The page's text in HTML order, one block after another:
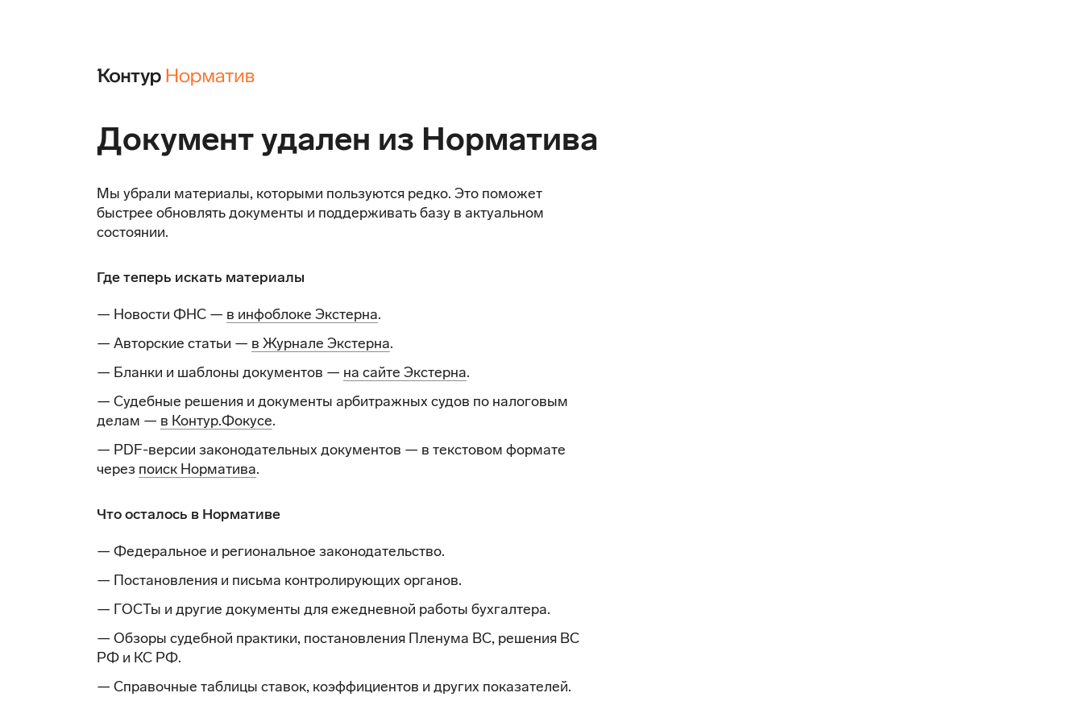
Документ удален из Норматива
Мы убрали материалы, которыми пользуются редко. Это поможет
быстрее обновлять документы и поддерживать базу в актуальном
состоянии.
Где теперь искать материалы
— Новости ФНС — в инфоблоке Экстерна.
— Авторские статьи — в Журнале Экстерна.
— Бланки и шаблоны документов — на сайте Экстерна.
— Судебные решения и документы арбитражных судов по налоговым
делам — в Контур.Фокусе.
— PDF-версии законодательных документов — в текстовом формате
через поиск Норматива.
Что осталось в Нормативе
— Федеральное и региональное законодательство.
— Постановления и письма контролирующих органов.
— ГОСТы и другие документы для ежедневной работы бухгалтера.
— Обзоры судебной практики, постановления Пленума ВС, решения ВС
РФ и КС РФ.
— Справочные таблицы ставок, коэффициентов и других показателей.